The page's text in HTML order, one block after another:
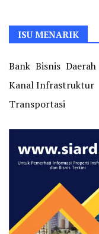
ISU MENARIK
Bank Bisnis Daerah
Kanal Infrastruktur
Transportasi